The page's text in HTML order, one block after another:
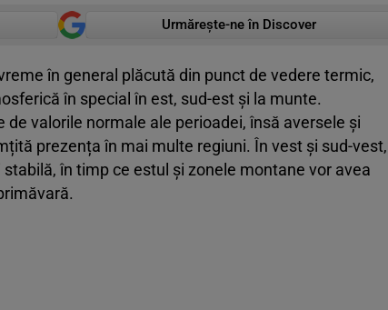
Urmărește-ne în Discover
în general plăcută din punct de vedere termic,
în special în est, sud-est și la munte.
valorile normale ale perioadei, însă aversele și
prezența în mai multe regiuni. În vest și sud-vest,
în timp ce estul și zonele montane vor avea